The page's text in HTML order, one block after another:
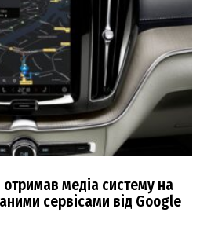
медіа систему на
сервісами від Google